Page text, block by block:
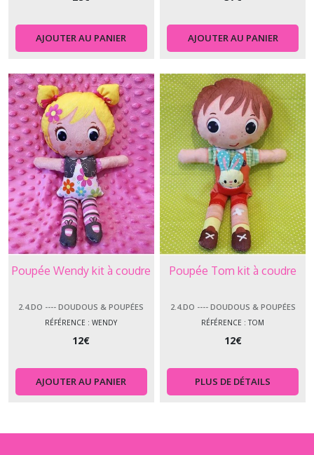
AJOUTER AU PANIER AJOUTER AU PANIER
Poupée Wendy kit à coudre
2.4.DO ---- DOUDOUS & POUPÉES
RÉFÉRENCE : WENDY
12€
AJOUTER AU PANIER
Poupée Tom kit à coudre
2.4.DO ---- DOUDOUS & POUPÉES
RÉFÉRENCE : TOM
12€
PLUS DE DÉTAILS